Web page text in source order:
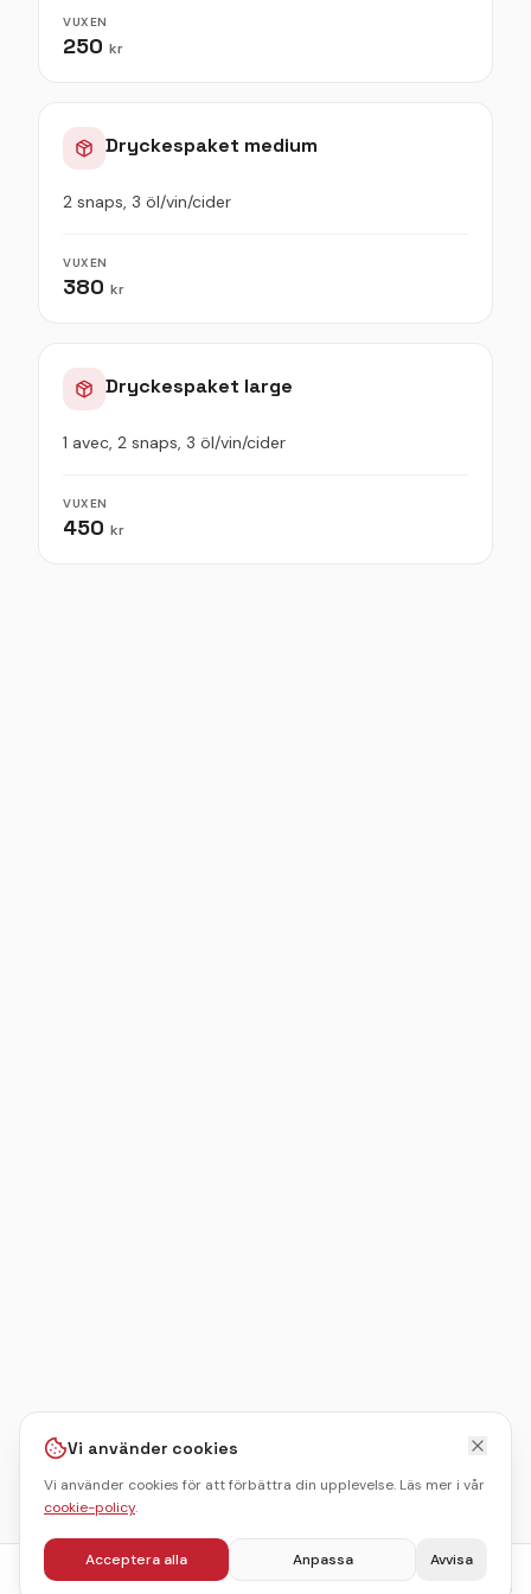
VUXEN
250 kr
Dryckespaket medium
2 snaps, 3 öl/vin/cider
VUXEN
380 kr
Dryckespaket large
1 avec, 2 snaps, 3 öl/vin/cider
VUXEN
450 kr
fr.1450kr/pers Boka julbord
Vi använder cookies
Vi använder cookies för att förbättra din upplevelse. Läs mer i vår
cookie-policy.
Acceptera alla Anpassa Avvisa